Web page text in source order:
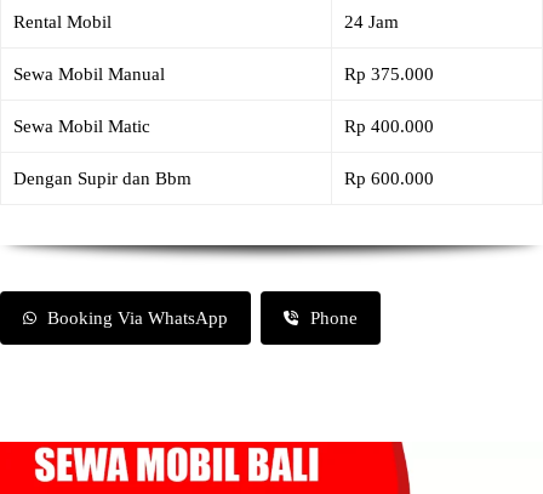
Rental Mobil 24 Jam
Sewa Mobil Manual Rp 375.000
Sewa Mobil Matic Rp 400.000
Dengan Supir dan Bbm Rp 600.000
Booking Via WhatsApp Phone